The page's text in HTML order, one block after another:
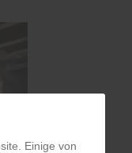
Einige von